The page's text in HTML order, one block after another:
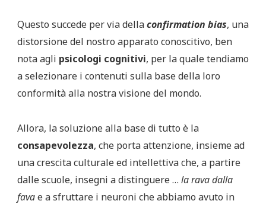
Questo succede per via dellaconfirmation bias, una
distorsione del nostro apparato conoscitivo, ben
nota agli psicologi cognitivi, per la quale tendiamo
a selezionare i contenuti sulla base della loro
conformità alla nostra visione del mondo.
Allora, la soluzione alla base di tutto è la
consapevolezza, che porta attenzione, insieme ad
una crescita culturale ed intellettiva che, a partire
dalle scuole, insegni a distinguere … la rava dalla
favae a sfruttare i neuroni che abbiamo avuto in